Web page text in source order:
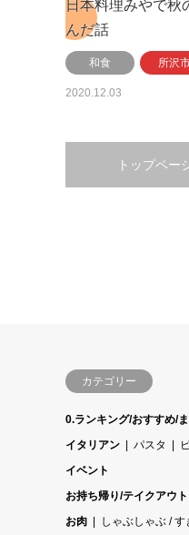
日本料理みやで秋
んだ話
和食 所沢
2020.12.03
トップペー
カテゴリー
0.ランキング/おすすめ/
イタリアン
パスタ
イベント
お持ち帰り/テイクアウト
お肉
しゃぶしゃぶ / す